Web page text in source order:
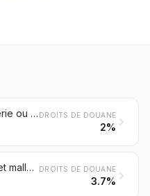
Articles de sellerie ou de bourrellerie pour tous animaux (y compris les traits, laisses, genouillères, muselières, tapis de selles, fontes, manteaux pour chiens et articles similaires), en toutes matières DROITS DE DOUANE
2%
Malles, valises et mallettes, y compris les mallettes de toilette et les mallettes porte-documents, serviettes, cartables, étuis à lunettes, étuis pour jumelles, appareils photographiques, caméras, instruments de musique ou armes et contenants similaires; sacs de voyage, sacs isolants pour produits alimentaires et boissons, trousses de toilette, sacs à dos, sacs à main, sacs à provisions, portefeuilles, porte-monnaie, porte-cartes, étuis à cigarettes, blagues à tabac, trousses à outils, sacs pour articles de sport, boîtes pour flacons ou bijoux, boîtes à poudre, écrins pour orfèvrerie et contenants similaires, en cuir naturel ou reconstitué, en feuilles de matières plastiques, en matières textiles, en fibre vulcanisée ou en carton, ou recouverts, en totalité ou en majeure partie, de ces mêmes matières ou de papier DROITS DE DOUANE
3.7%